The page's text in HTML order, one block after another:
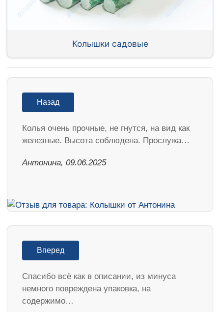
Колышки садовые
Назад
Колья очень прочные, не гнутся, на вид как
железные. Высота соблюдена. Прослужа…
Антонина, 09.06.2025
Вперед
Спасибо всё как в описании, из минуса
немного повреждена упаковка, на
содержимо…